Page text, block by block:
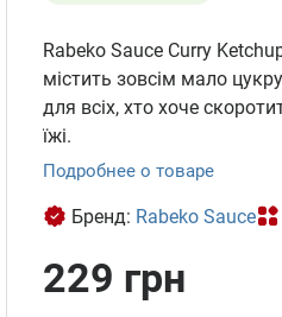
Rabeko Sauce Curry
містить зовсім мало
для всіх, хто хоче
їжі.
Подробнее о товаре
Бренд: Rabeko Sauce
229 грн